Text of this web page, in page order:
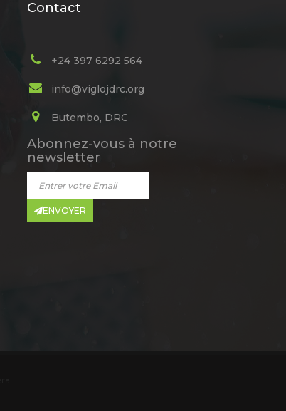
Contact
+24 397 6292 564
info@viglojdrc.org
Butembo, DRC
Abonnez-vous à notre
newsletter
ENVOYER